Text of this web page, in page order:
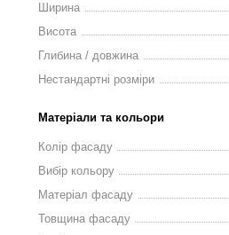
Ширина
Висота
Глибина / довжина
Нестандартні розміри
Матеріали та кольори
Колір фасаду
Вибір кольору
Матеріал фасаду
Товщина фасаду